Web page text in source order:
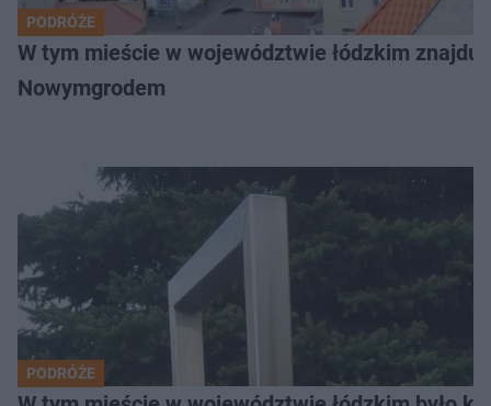
PODRÓŻE
W tym mieście w województwie łódzkim
Nowymgrodem
PODRÓŻE